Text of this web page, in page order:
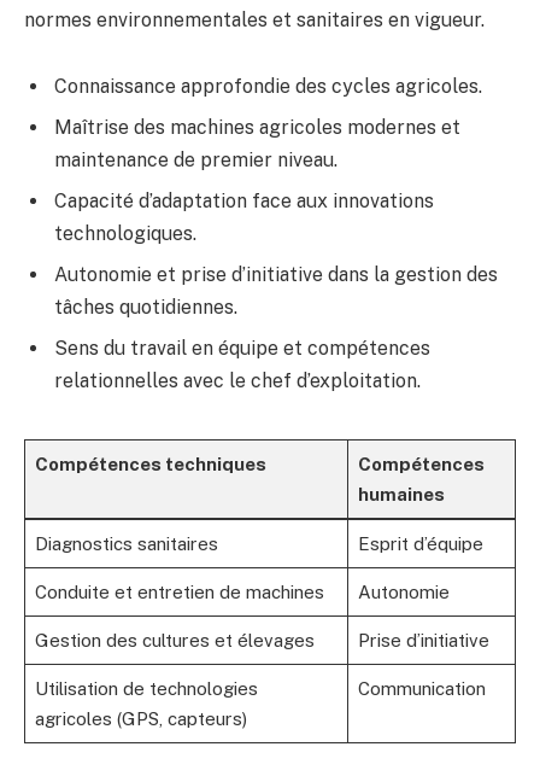
normes environnementales et sanitaires en vigueur.
Connaissance approfondie des cycles agricoles.
Maîtrise des machines agricoles modernes et
maintenance de premier niveau.
Capacité d’adaptation face aux innovations
technologiques.
Autonomie et prise d’initiative dans la gestion des
tâches quotidiennes.
Sens du travail en équipe et compétences
relationnelles avec le chef d’exploitation.
Compétences techniques
Compétences
humaines
Diagnostics sanitaires Esprit d’équipe
Conduite et entretien de machines Autonomie
Gestion des cultures et élevages Prise d’initiative
Utilisation de technologies
agricoles (GPS, capteurs)
Communication